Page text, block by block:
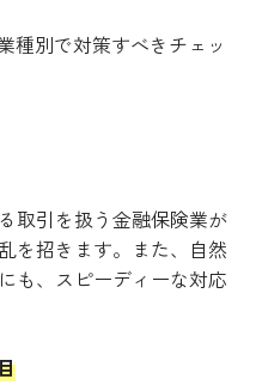
種別で対策すべきチェッ
取引を扱う金融保険業が
を招きます。また、自然
も、スピーディーな対応